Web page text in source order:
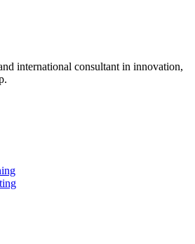
international consultant in innovation,